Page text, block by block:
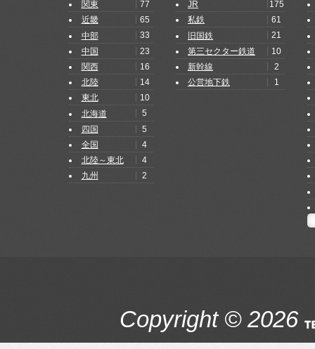
関東
77
近畿
65
中部
33
中国
23
関西
16
北陸
14
東北
10
北海道
5
四国
5
全国
4
北陸～東北
4
九州
2
JR
175
私鉄
61
旧国鉄
21
第三セクター鉄道
10
新幹線
2
公営地下鉄
1
Copyright © 2026